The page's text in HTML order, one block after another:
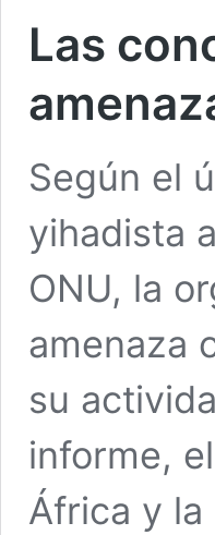
Las
Según el
yihadista
ONU, la
amenaza
su
informe,
África y